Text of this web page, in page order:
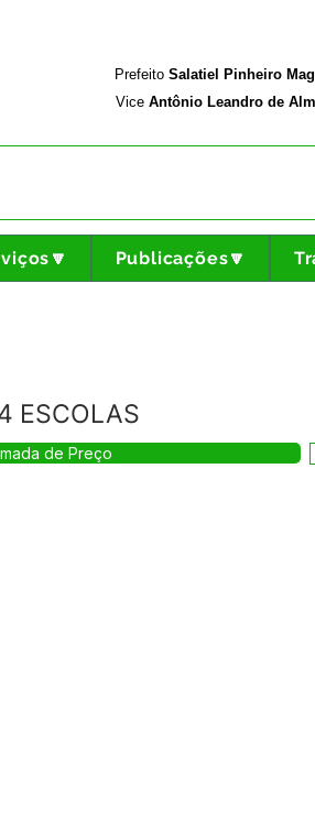
Prefeito Salatiel Pinheiro
Vice Antônio Leandro de
Publicações🔽
ESCOLAS
de Preço